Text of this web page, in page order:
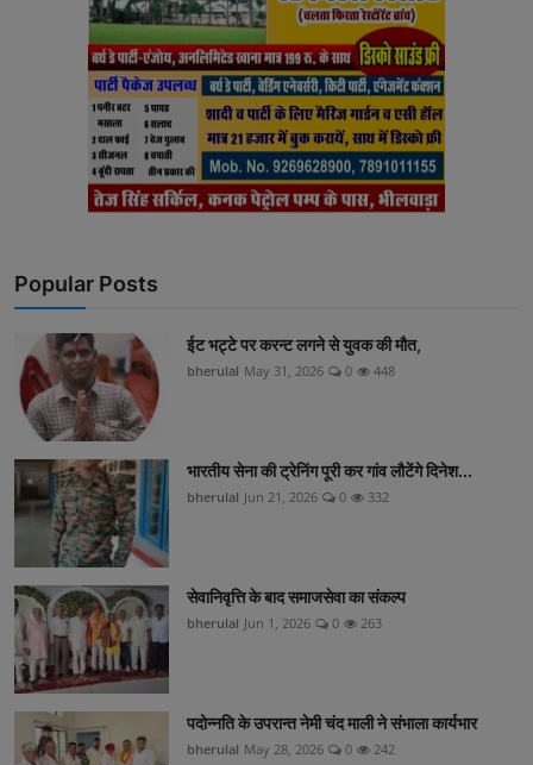
Popular Posts
ईट भट्टे पर करन्ट लगने से युवक की मौत,
bherulal May 31, 2026 0 448
भारतीय सेना की ट्रेनिंग पूरी कर गांव लौटेंगे दिनेश...
bherulal Jun 21, 2026 0 332
सेवानिवृत्ति के बाद समाजसेवा का संकल्प
bherulal Jun 1, 2026 0 263
पदोन्नति के उपरान्त नेमी चंद माली ने संभाला कार्यभार
bherulal May 28, 2026 0 242